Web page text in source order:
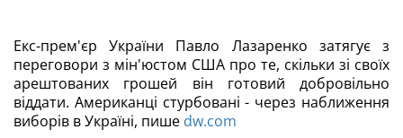
Екс-прем'єр України Павло Лазаренко затягує з
переговори з мін'юстом США про те, скільки зі своїх
арештованих грошей він готовий добровільно
віддати. Американці стурбовані - через наближення
виборів в Україні, пише dw.com